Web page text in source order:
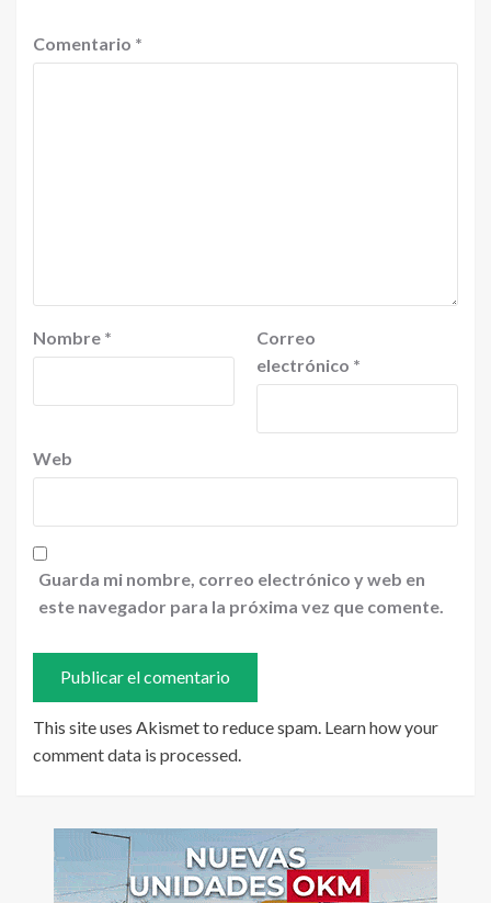
Comentario *
Nombre *
Correo
electrónico *
Web
Guarda mi nombre, correo electrónico y web en
este navegador para la próxima vez que comente.
This site uses Akismet to reduce spam. Learn how your
comment data is processed